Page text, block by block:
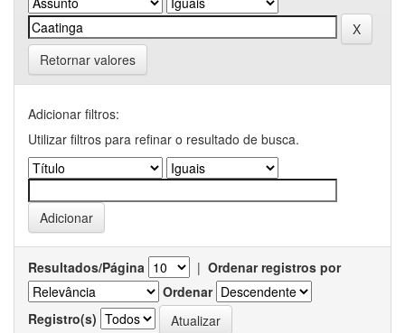
Retornar valores
Adicionar filtros:
Utilizar filtros para refinar o resultado de busca.
Resultados/Página | Ordenar registros por
Ordenar
Registro(s)